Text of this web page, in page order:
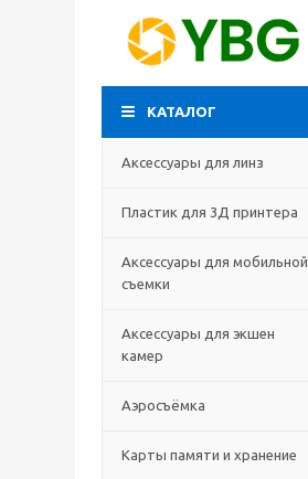
КАТАЛОГ
Аксессуары для линз
Пластик для 3Д принтера
Аксессуары для мобильной
съемки
Аксессуары для экшен
камер
Аэросъёмка
Карты памяти и хранение